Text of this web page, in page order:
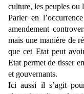
culture, les peuples ou
Parler en
amendement
mais une manière de
que cet Etat peut
Etat permet de tisser
et gouvernants.
Ici aussi il s’agit